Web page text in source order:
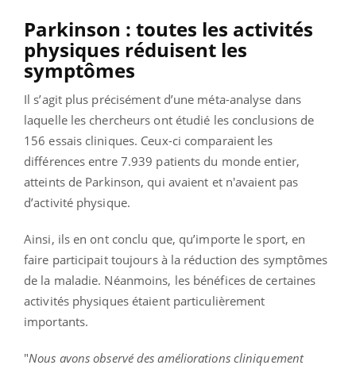
Parkinson : toutes les activités
physiques réduisent les
symptômes
Il s’agit plus précisément d’une méta-analyse dans
laquelle les chercheurs ont étudié les conclusions de
156 essais cliniques. Ceux-ci comparaient les
différences entre 7.939 patients du monde entier,
atteints de Parkinson, qui avaient et n'avaient pas
d’activité physique.
Ainsi, ils en ont conclu que, qu’importe le sport, en
faire participait toujours à la réduction des symptômes
de la maladie. Néanmoins, les bénéfices de certaines
activités physiques étaient particulièrement
importants.
"Nous avons observé des améliorations cliniquement